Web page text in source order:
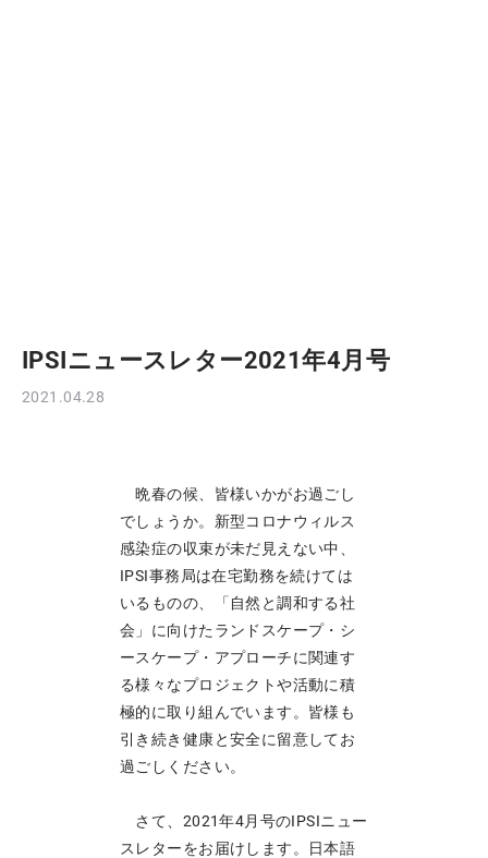
IPSIニュースレター2021年4月号
2021.04.28
晩春の候、皆様いかがお過ごし
でしょうか。新型コロナウィルス
感染症の収束が未だ見えない中、
IPSI事務局は在宅勤務を続けては
いるものの、「自然と調和する社
会」に向けたランドスケープ・シ
ースケープ・アプローチに関連す
る様々なプロジェクトや活動に積
極的に取り組んでいます。皆様も
引き続き健康と安全に留意してお
過ごしください。
さて、2021年4月号のIPSIニュー
スレターをお届けします。日本語